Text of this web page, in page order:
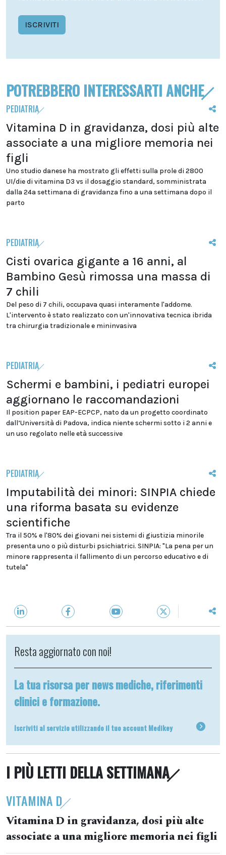
ISCRIVITI
POTREBBERO INTERESSARTI ANCHE
PEDIATRIA
Vitamina D in gravidanza, dosi più alte
associate a una migliore memoria nei
figli
Uno studio danese ha mostrato gli effetti sulla prole di 2800
UI/die di vitamina D3 vs il dosaggio standard, somministrata
dalla 24a settimana di gravidanza fino a una settimana dopo il
parto
PEDIATRIA
Cisti ovarica gigante a 16 anni, al
Bambino Gesù rimossa una massa di
7 chili
Del peso di 7 chili, occupava quasi interamente l'addome.
L'intervento è stato realizzato con un'innovativa tecnica ibrida
tra chirurgia tradizionale e mininvasiva
PEDIATRIA
Schermi e bambini, i pediatri europei
aggiornano le raccomandazioni
Il position paper EAP-ECPCP, nato da un progetto coordinato
dall’Università di Padova, indica niente schermi sotto i 2 anni e
un uso regolato nelle età successive
PEDIATRIA
Imputabilità dei minori: SINPIA chiede
una riforma basata su evidenze
scientifiche
Tra il 50% e l'80% dei giovani nei sistemi di giustizia minorile
presenta uno o più disturbi psichiatrici. SINPIA: "La pena per un
minore rappresenta il fallimento di un percorso educativo e di
tutela"
Resta aggiornato con noi!
La tua risorsa per news mediche, riferimenti
clinici e formazione.
Iscriviti al servizio utilizzando il tuo account Medikey
I PIÙ LETTI DELLA SETTIMANA
VITAMINA D
Vitamina D in gravidanza, dosi più alte
associate a una migliore memoria nei figli